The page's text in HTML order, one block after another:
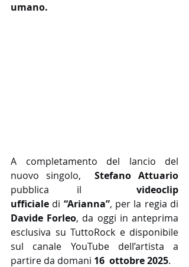
umano.
A completamento del lancio del
nuovo singolo,
pubblica il videoclip
ufficiale di “Arianna”
Davide Forleo, da oggi in anteprima
esclusiva su TuttoRock e disponibile
sul canale YouTube dell’artista a
partire da domani 16  ottobre 2025.